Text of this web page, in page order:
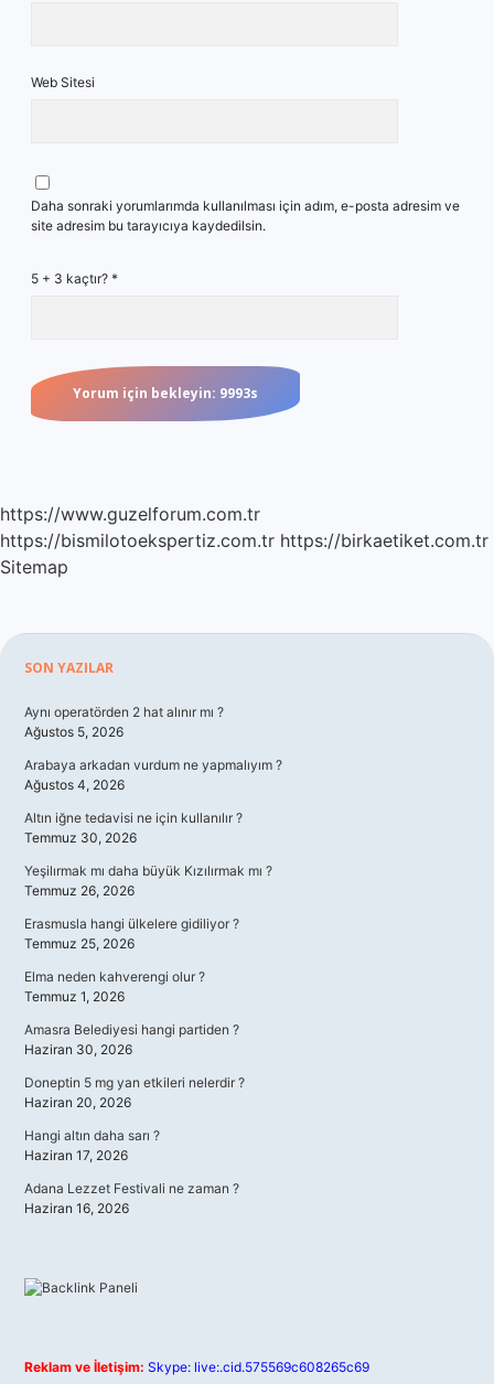
Web Sitesi
Daha sonraki yorumlarımda kullanılması için adım, e-posta adresim ve
site adresim bu tarayıcıya kaydedilsin.
5 + 3 kaçtır? *
https://www.guzelforum.com.tr
https://bismilotoekspertiz.com.tr https://birkaetiket.com.tr
Sitemap
Sidebar
SON YAZILAR
Aynı operatörden 2 hat alınır mı ?
Ağustos 5, 2026
Arabaya arkadan vurdum ne yapmalıyım ?
Ağustos 4, 2026
Altın iğne tedavisi ne için kullanılır ?
Temmuz 30, 2026
Yeşilırmak mı daha büyük Kızılırmak mı ?
Temmuz 26, 2026
Erasmusla hangi ülkelere gidiliyor ?
Temmuz 25, 2026
Elma neden kahverengi olur ?
Temmuz 1, 2026
Amasra Belediyesi hangi partiden ?
Haziran 30, 2026
Doneptin 5 mg yan etkileri nelerdir ?
Haziran 20, 2026
Hangi altın daha sarı ?
Haziran 17, 2026
Adana Lezzet Festivali ne zaman ?
Haziran 16, 2026
Reklam ve İletişim: Skype: live:.cid.575569c608265c69